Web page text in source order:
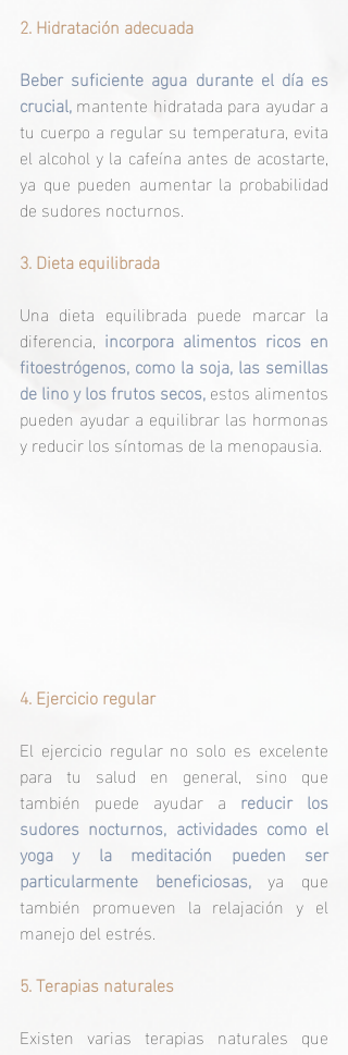
2. Hidratación adecuada
Beber suficiente agua durante el día es
crucial, mantente hidratada para ayudar a
tu cuerpo a regular su temperatura, evita
el alcohol y la cafeína antes de acostarte,
ya que pueden aumentar la probabilidad
de sudores nocturnos.
3. Dieta equilibrada
Una dieta equilibrada puede marcar la
diferencia, incorpora alimentos ricos en
fitoestrógenos, como la soja, las semillas
de lino y los frutos secos, estos alimentos
pueden ayudar a equilibrar las hormonas
y reducir los síntomas de la menopausia.
4. Ejercicio regular
El ejercicio regular no solo es excelente
para tu salud en general, sino que
también puede ayudar a reducir los
sudores nocturnos, actividades como el
yoga y la meditación pueden ser
particularmente beneficiosas, ya que
también promueven la relajación y el
manejo del estrés.
5. Terapias naturales
Existen varias terapias naturales que